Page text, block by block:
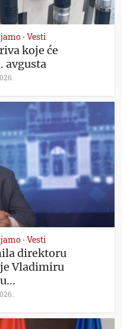
• Vesti
koje će
avgusta
• Vesti
direktoru
Vladimiru